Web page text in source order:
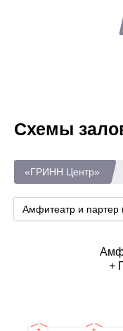
Схемы
«ГРИНН Центр»
Амфитеатр и партер
+